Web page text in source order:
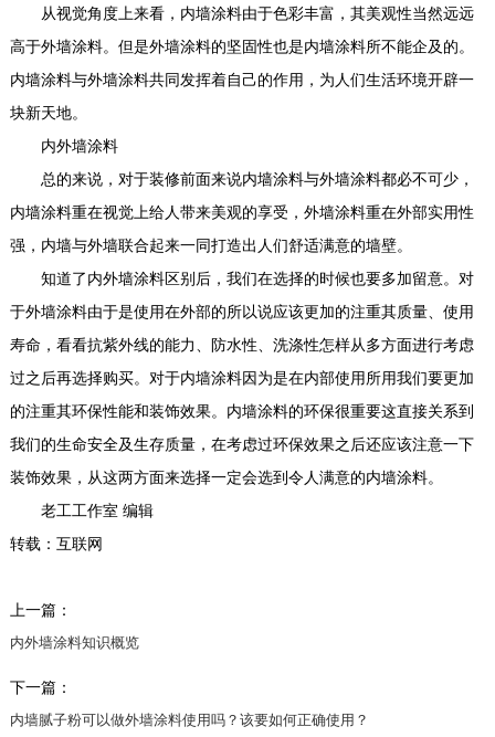
从视觉角度上来看，内墙涂料由于色彩丰富，其美观性当然远远
高于外墙涂料。但是外墙涂料的坚固性也是内墙涂料所不能企及的。
内墙涂料与外墙涂料共同发挥着自己的作用，为人们生活环境开辟一
块新天地。
内外墙涂料
总的来说，对于装修前面来说内墙涂料与外墙涂料都必不可少，
内墙涂料重在视觉上给人带来美观的享受，外墙涂料重在外部实用性
强，内墙与外墙联合起来一同打造出人们舒适满意的墙壁。
知道了内外墙涂料区别后，我们在选择的时候也要多加留意。对
于外墙涂料由于是使用在外部的所以说应该更加的注重其质量、使用
寿命，看看抗紫外线的能力、防水性、洗涤性怎样从多方面进行考虑
过之后再选择购买。对于内墙涂料因为是在内部使用所用我们要更加
的注重其环保性能和装饰效果。内墙涂料的环保很重要这直接关系到
我们的生命安全及生存质量，在考虑过环保效果之后还应该注意一下
装饰效果，从这两方面来选择一定会选到令人满意的内墙涂料。
老工工作室 编辑
转载：互联网
上一篇：
内外墙涂料知识概览
下一篇：
内墙腻子粉可以做外墙涂料使用吗？该要如何正确使用？